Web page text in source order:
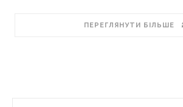
ПЕРЕГЛЯНУТИ БІЛЬШЕ